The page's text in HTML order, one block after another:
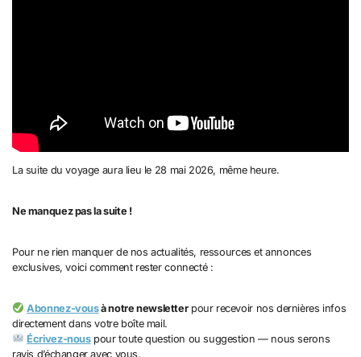
La suite du voyage aura lieu le 28 mai 2026, même heure.
Ne manquez pas la suite !
Pour ne rien manquer de nos actualités, ressources et annonces
exclusives, voici comment rester connecté :
Abonnez-vousà notre newsletterpour recevoir nos dernières infos
directement dans votre boîte mail.
Écrivez-nouspour toute question ou suggestion — nous serons
ravis d’échanger avec vous.